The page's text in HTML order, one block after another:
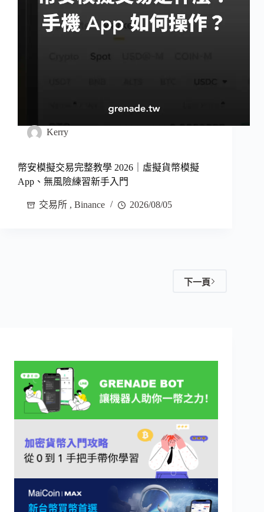
Kerry
幣安模擬交易完整教學 2026｜虛擬貨幣模擬
App、無風險練習新手入門
交易所 , Binance 2026/08/05
下一頁